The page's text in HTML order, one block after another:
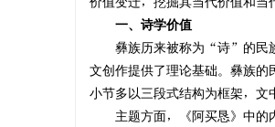
一、诗学价值
彝族历来被称为“诗”的民族
文创作提供了理论基础。彝族的
小节多以三段式结构为框架，文
主题方面，《阿买恳》中的内